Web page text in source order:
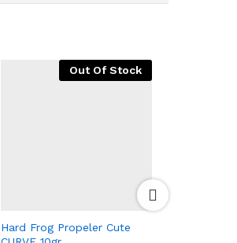
Out Of Stock
Hard Frog Propeler Cute